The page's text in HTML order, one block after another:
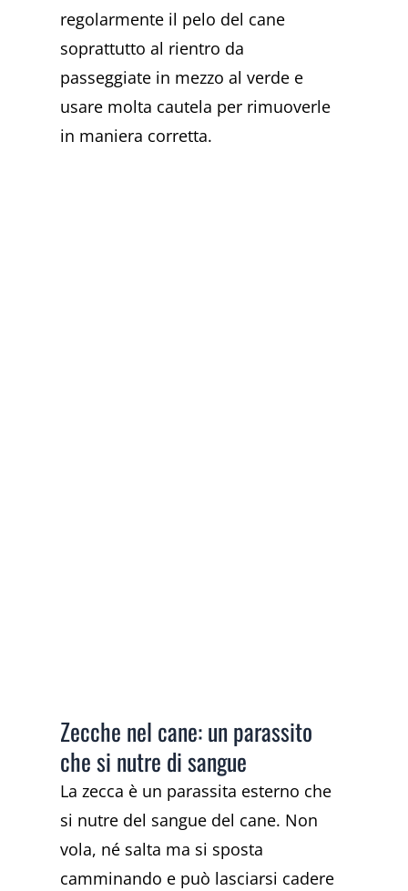
regolarmente il pelo del cane
soprattutto al rientro da
passeggiate in mezzo al verde e
usare molta cautela per rimuoverle
in maniera corretta.
Zecche nel cane: un parassito
che si nutre di sangue
La zecca è un parassita esterno che
si nutre del sangue del cane. Non
vola, né salta ma si sposta
camminando e può lasciarsi cadere